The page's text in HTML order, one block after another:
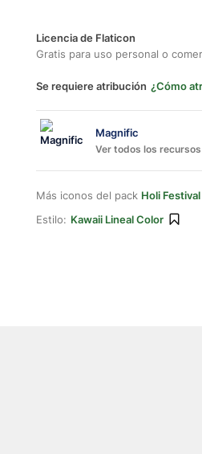
Licencia de Flaticon
Gratis para uso personal o
Se requiere atribución ¿Cómo
Magnific
Ver todos los
Más iconos del pack Holi Festival
Estilo: Kawaii Lineal Color